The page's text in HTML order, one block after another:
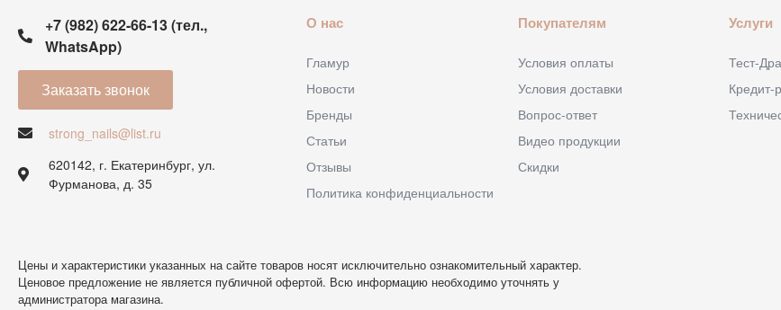
+7 (982) 622-66-13 (тел.,
WhatsApp)
Заказать звонок
strong_nails@list.ru
620142, г. Екатеринбург, ул.
Фурманова, д. 35
О нас
Гламур
Новости
Бренды
Статьи
Отзывы
Политика конфиденциальности
Покупателям
Условия оплаты
Условия доставки
Вопрос-ответ
Видео продукции
Скидки
Услуги
Тест-
Кредит-
Цены и характеристики указанных на сайте товаров носят исключительно ознакомительный характер.
Ценовое предложение не является публичной офертой. Всю информацию необходимо уточнять у
администратора магазина.